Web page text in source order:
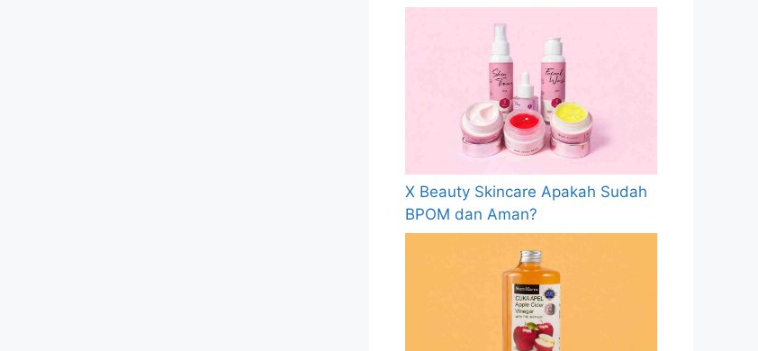
X Beauty Skincare Apakah Sudah
BPOM dan Aman?